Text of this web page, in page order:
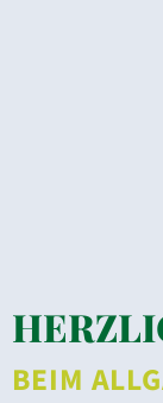
BEIM